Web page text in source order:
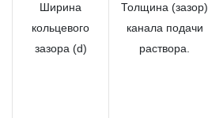
Ширина
кольцевого
зазора (d)
Толщина (зазор)
канала подачи
раствора.